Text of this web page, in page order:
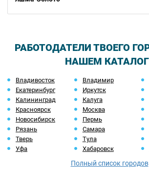
РАБОТОДАТЕЛИ ТВОЕГО
НАШЕМ
Владивосток Владимир
Екатеринбург
Иркутск
Калининград
Калуга
Красноярск
Москва
Новосибирск
Пермь
Рязань
Самара
Тверь
Тула
Уфа
Хабаровск
Полный список городов